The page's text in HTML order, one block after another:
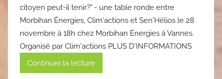
citoyen peut-il tenir?" - une table ronde entre
Morbihan Énergies, Clim'actions et Sen'Hélios le 28
novembre à 18h chez Morbihan Énergies à Vannes.
Organisé par Clim'actions PLUS D'INFORMATIONS
Continuer la lecture